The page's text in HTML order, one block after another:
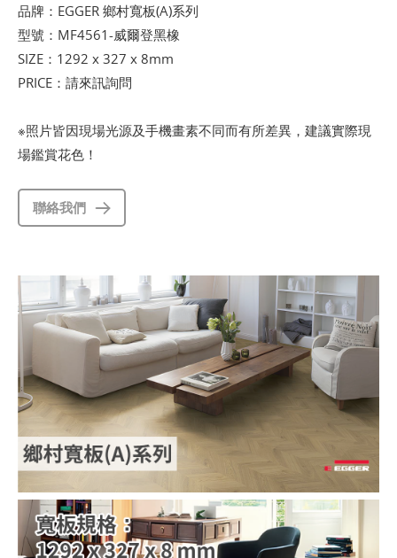
品牌：EGGER 鄉村寬板(A)系列
型號：MF4561-威爾登黑橡
SIZE：1292 x 327 x 8mm
PRICE：請來訊詢問
※照片皆因現場光源及手機畫素不同而有所差異，建議實際現
場鑑賞花色！
聯絡我們